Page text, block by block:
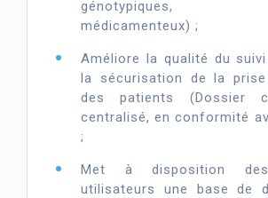
génotypiques,
médicamenteux) ;
Améliore la qualité du
la sécurisation de la
des patients (Dossier
centralisé, en conformité
;
Met à disposition
utilisateurs une base de